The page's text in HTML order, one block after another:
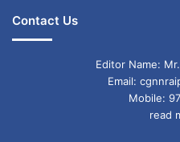
Contact Us
Editor Name:
Email:
Mobile:
read